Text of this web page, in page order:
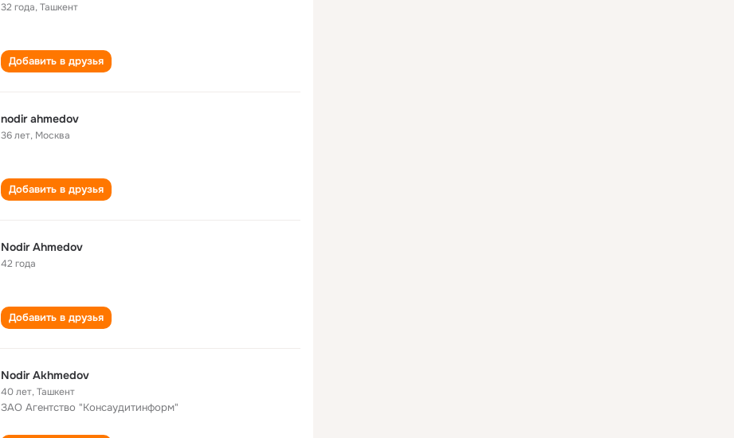
32 года,Ташкент
Добавить в друзья
nodir ahmedov
36 лет, Москва
Добавить в друзья
Nodir Ahmedov
42 года
Добавить в друзья
Nodir Akhmedov
40 лет,Ташкент
ЗАО Агентство "Консаудитинформ"